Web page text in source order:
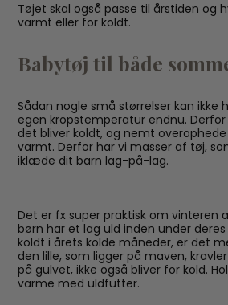
Tøjet skal også passe til årstiden og
varmt eller for koldt.
Babytøj til både
Sådan nogle små størrelser kan ikke
egen kropstemperatur endnu.
det bliver koldt, og nemt
varmt. Derfor har vi masser af tøj,
iklæde dit barn lag-på-lag.
Det er fx super praktisk om vinteren
børn har et lag uld inden under
koldt i årets kolde måneder, er det
den lille, som ligger på maven,
på gulvet, ikke også bliver for kold.
varme med uldfutter.